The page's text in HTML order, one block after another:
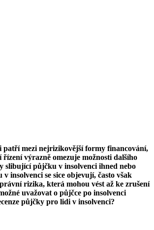
patří mezi nejrizikovější formy financování,
řízení výrazně omezuje možnosti dalšího
slibující půjčku v insolvenci ihned nebo
insolvenci se sice objevují, často však
rizika, která mohou vést až ke zrušení
uvažovat o půjčce po insolvenci
půjčky pro lidi v insolvenci?